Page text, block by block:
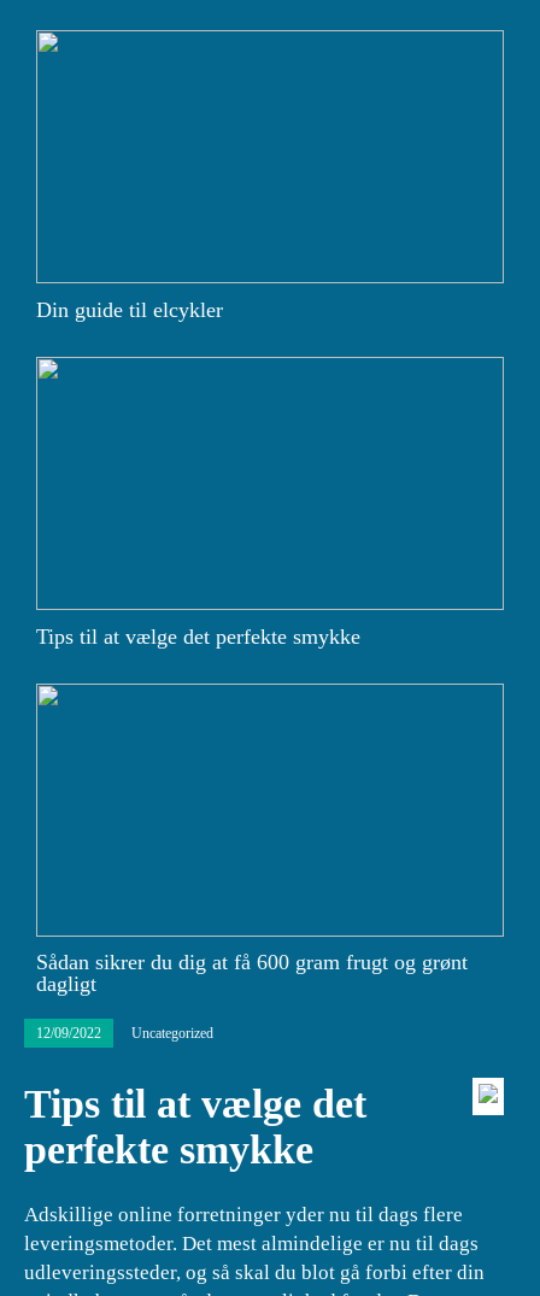
Din guide til elcykler
Tips til at vælge det perfekte smykke
Sådan sikrer du dig at få 600 gram frugt og grønt
dagligt
12/09/2022 Uncategorized
Tips til at vælge det
perfekte smykke
Adskillige online forretninger yder nu til dags flere
leveringsmetoder. Det mest almindelige er nu til dags
udleveringssteder, og så skal du blot gå forbi efter din